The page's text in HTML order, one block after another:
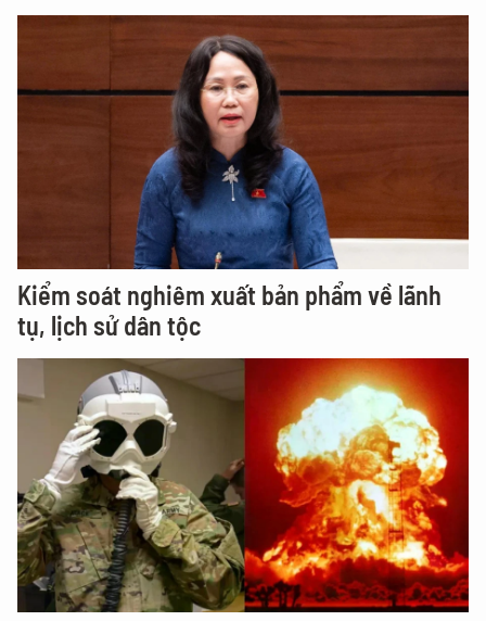
Kiểm soát nghiêm xuất bản phẩm về lãnh
tụ, lịch sử dân tộc